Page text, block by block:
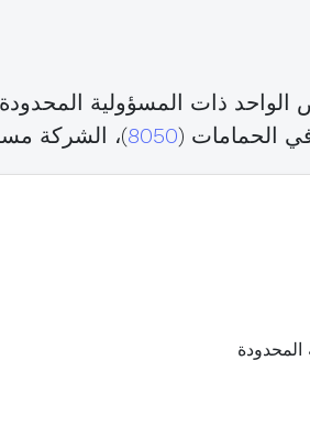
ذات المسؤولية
الحمامات (8050)، الشركة